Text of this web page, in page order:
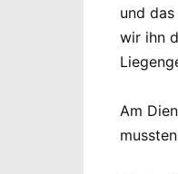
und
wir ihn
Am